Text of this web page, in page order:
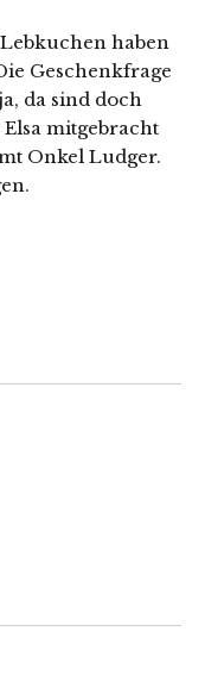
haben
Geschenkfrage
da sind doch
mitgebracht
Onkel Ludger.